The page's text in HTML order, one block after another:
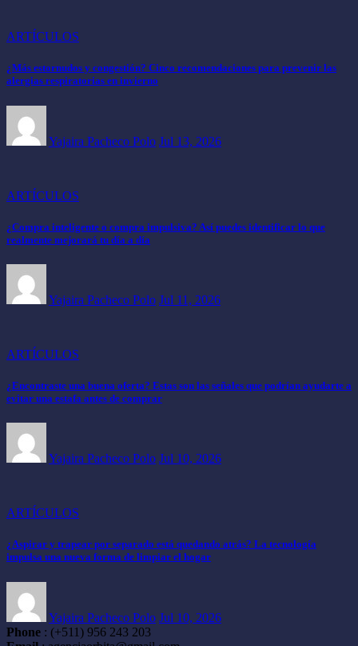
ARTÍCULOS
¿Más estornudos y congestión? Cinco recomendaciones para prevenir las
alergias respiratorias en invierno
Yajaira Pacheco Polo Jul 13, 2026
ARTÍCULOS
¿Compra inteligente o compra impulsiva? Así puedes identificar lo que
realmente mejorará tu día a día
Yajaira Pacheco Polo Jul 11, 2026
ARTÍCULOS
¿Encontraste una buena oferta? Estas son las señales que podrían ayudarte a
evitar una estafa antes de comprar
Yajaira Pacheco Polo Jul 10, 2026
ARTÍCULOS
¿Aspirar y trapear por separado está quedando atrás? La tecnología
impulsa una nueva forma de limpiar el hogar
Yajaira Pacheco Polo Jul 10, 2026
Phone : (+511) 956 243 203